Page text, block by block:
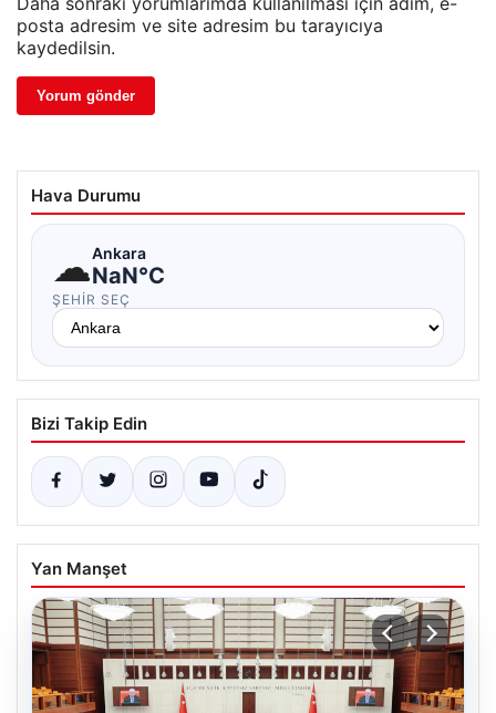
posta adresim ve site adresim bu tarayıcıya
kaydedilsin.
Hava Durumu
☁Ankara
NaN°C
ŞEHIR SEÇ
Bizi Takip Edin
Yan Manşet